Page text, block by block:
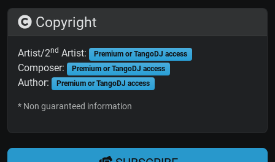
Copyright
Artist/2nd Artist: Premium or TangoDJ access
Composer: Premium or TangoDJ access
Author: Premium or TangoDJ access
* Non guaranteed information